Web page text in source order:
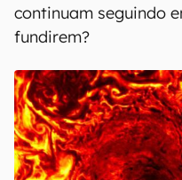
continuam seguindo
fundirem?